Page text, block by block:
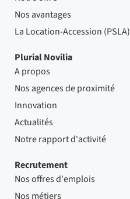
Nos avantages
La Location-Accession (PSLA)
Plurial Novilia
A propos
Nos agences de proximité
Innovation
Actualités
Notre rapport d'activité
Recrutement
Nos offres d'emplois
Nos métiers